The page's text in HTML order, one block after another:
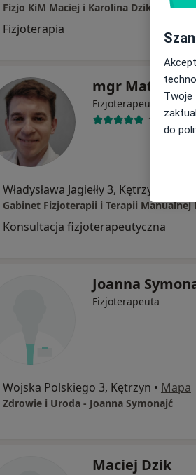
Fizjo KiM Maciej i Karolina Dzik
Fizjoterapia
mgr Mateusz
Fizjoterapeuta ·
1 opinia
Władysława Jagiełły 3, Kętrzyn
Konsultacja fizjoterapeutyczna
Joanna
Fizjoterapeuta
Wojska Polskiego 3, Kętrzyn • Mapa
Zdrowie i Uroda - Joanna Symonajć
Maciej Dzik
Twoje
do